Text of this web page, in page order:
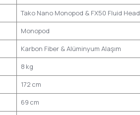
Tako Nano Monopod & FX50 Fluid Head
Monopod
Karbon Fiber & Alüminyum Alaşım
8 kg
172 cm
69 cm